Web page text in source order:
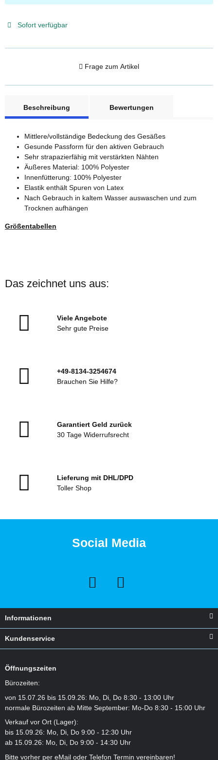
Sofort verfügbar
Frage zum Artikel
Beschreibung
Bewertungen
Mittlere/vollständige Bedeckung des Gesäßes
Gesunde Passform für den aktiven Gebrauch
Sehr strapazierfähig mit verstärkten Nähten
Äußeres Material: 100% Polyester
Innenfütterung: 100% Polyester
Elastik enthält Spuren von Latex
Nach Gebrauch in kaltem Wasser auswaschen und zum
Trocknen aufhängen
Größentabellen
Das zeichnet uns aus:
Viele Angebote
Sehr gute Preise
+49-8134-3254674
Brauchen Sie Hilfe?
Garantiert Geld zurück
30 Tage Widerrufsrecht
Lieferung mit DHL/DPD
Toller Shop
Social Media
Informationen
Kundenservice
Öffnungszeiten
Bürozeiten:
von 15.07.26 bis 15.09.26: Mo, Di, Do 8:30 - 13:00 Uhr
normale Bürozeiten ab Mitte September: Mo-Do 8:30 - 15:00 Uhr
Verkauf vor Ort (Lager):
bis 15.09.26: Mo, Di, Do 9:00 - 12:30 Uhr
ab 15.09.26: Mo, Di, Do 9:00 - 14:30 Uhr
Bitte vorher per eMail oder Telefon Termin vereinbaren!